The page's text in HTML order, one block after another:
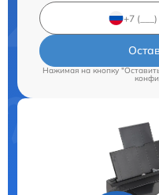
Нажимая на кнопку